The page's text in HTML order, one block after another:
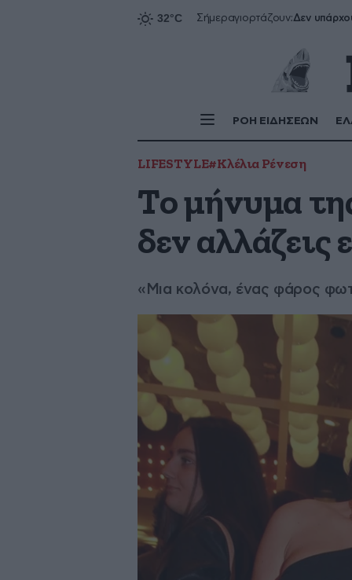
Σήμεραγιορτάζουν:Δεν
ΡΟΗ ΕΙΔΗΣΕΩΝ
LIFESTYLE#Κλέλια Ρένεση
Το μήνυμα
δεν αλλάζεις
«Μια κολόνα, ένας φάρος